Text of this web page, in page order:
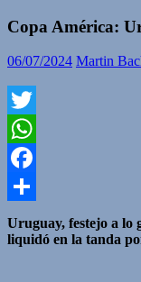
Copa América:
06/07/2024 Martin
Twitter
WhatsApp
Facebook
Compartir
Uruguay, festejo a lo
liquidó en la tanda